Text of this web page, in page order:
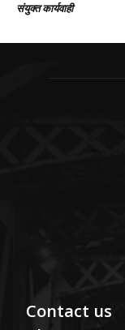
संयुक्त कार्यवाही
Contact us